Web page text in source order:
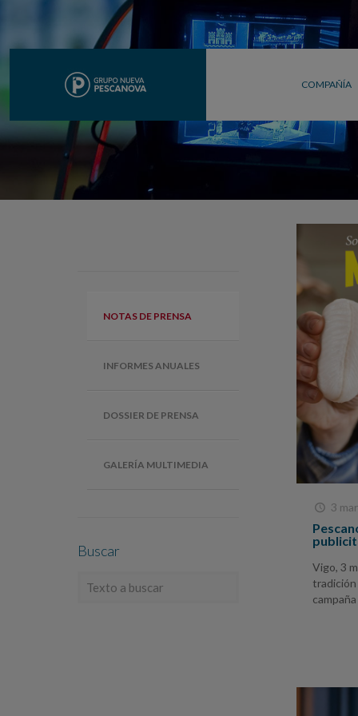
COMPAÑÍA
3
Vigo, 3
tradición
NOTAS DE PRENSA
INFORMES ANUALES
DOSSIER DE PRENSA
GALERÍA MULTIMEDIA
Buscar